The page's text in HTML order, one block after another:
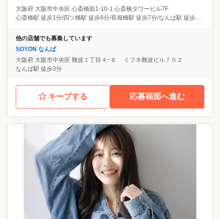
大阪府 大阪市中央区 心斎橋筋1-10-1 心斎橋タワービル7F
心斎橋駅 徒歩1分/四ツ橋駅 徒歩6分/長堀橋駅 徒歩7分/なんば駅 徒歩13分/松屋町駅 徒歩13分
他の店舗でも募集しています
SOYON なんば
大阪府 大阪市中央区 難波１丁目４−６ ミフネ難波ビル７０２
なんば駅 徒歩3分
キープする 応募画面へ進む